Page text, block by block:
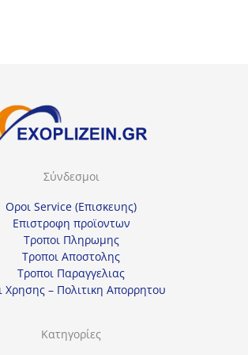
Σύνδεσμοι
Οροι Service (Επισκευης)
Επιστροφη προϊοντων
Τροποι Πληρωμης
Τροποι Αποστολης
Τροποι Παραγγελιας
Χρησης – Πολιτικη Απορρητου
Κατηγορίες